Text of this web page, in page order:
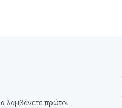
λαμβάνετε πρώτοι